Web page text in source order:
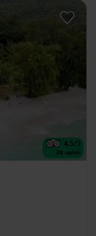
4.5/5
38 opinii